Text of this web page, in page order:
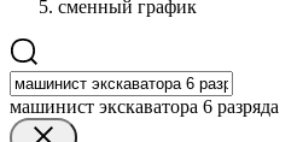
сменный график
машинист экскаватора 6 разряда